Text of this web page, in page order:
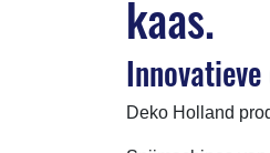
kaas.
Deko Holland